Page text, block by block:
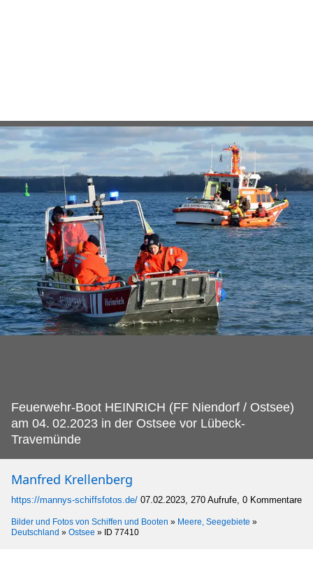
Feuerwehr-Boot HEINRICH (FF Niendorf / Ostsee)
am 04. 02.2023 in der Ostsee vor Lübeck-
Travemünde
Manfred Krellenberg
https://mannys-schiffsfotos.de/ 07.02.2023, 270 Aufrufe, 0 Kommentare
Bilder und Fotos von Schiffen und Booten » Meere, Seegebiete »
Deutschland » Ostsee » ID 77410